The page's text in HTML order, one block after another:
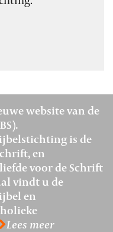
website van de
is de
en
voor de Schrift
vindt u de
en
Lees meer